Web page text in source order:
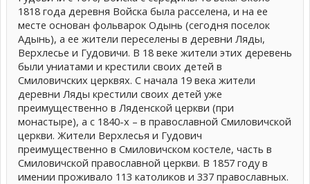
1818 года деревня Войска была расселена, и на ее
месте основан фольварок Одынь (сегодня поселок
Адынь), а ее жители переселены в деревни Ляды,
Верхлесье и Гудовичи. В 18 веке жители этих деревень
были униатами и крестили своих детей в
Смиловичских церквях. С начала 19 века жители
деревни Ляды крестили своих детей уже
преимущественно в Ляденской церкви (при
монастыре), а с 1840-х – в православной Смиловичской
церкви. Жители Верхлесья и Гудович
преимущественно в Смиловичском костеле, часть в
Смиловичской православной церкви. В 1857 году в
имении проживало 113 католиков и 337 православных.